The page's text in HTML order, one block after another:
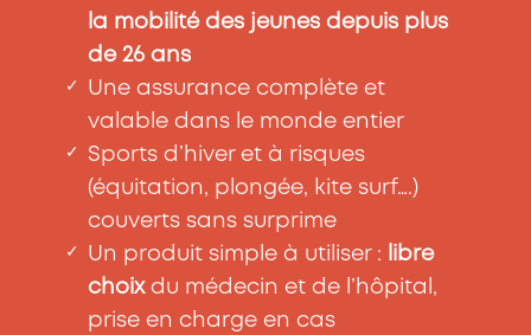
la mobilité des jeunesdepuis plus
de 26 ans
✓
Une assurance complète et
valable dans le monde entier
✓
Sports d’hiver et à risques
(équitation, plongée, kite surf….)
couverts sans surprime
✓ Un produit simple à utiliser :
libre
choixdu médecin et de l’hôpital,
prise en charge en cas